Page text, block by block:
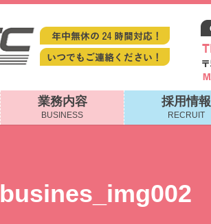
業務内容
BUSINESS
採用情報
RECRUIT
busines_img002